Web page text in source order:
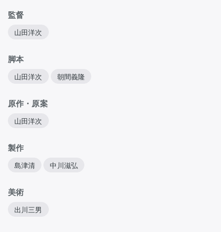
監督
山田洋次
脚本
山田洋次 朝間義隆
原作・原案
山田洋次
製作
島津清 中川滋弘
美術
出川三男